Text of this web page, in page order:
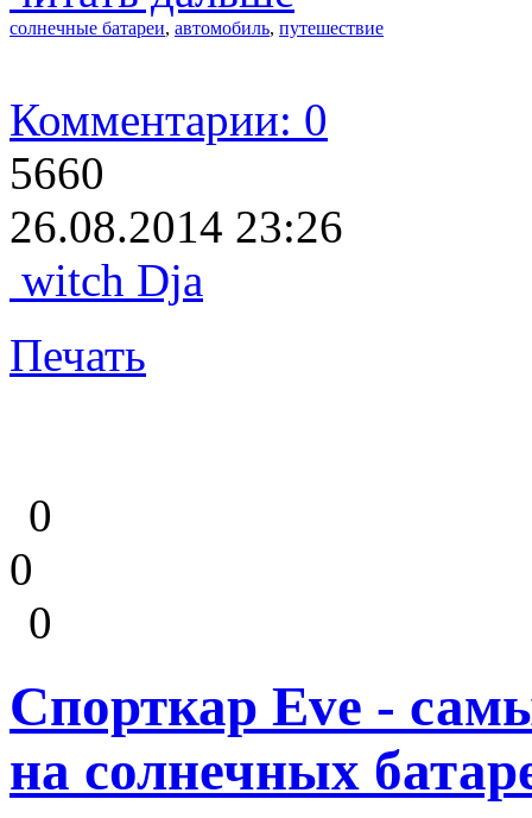
солнечные батареи, автомобиль, путешествие
Комментарии: 0
5660
26.08.2014 23:26
witch Dja
Печать
0
0
0
Спорткар Eve -
на солнечных